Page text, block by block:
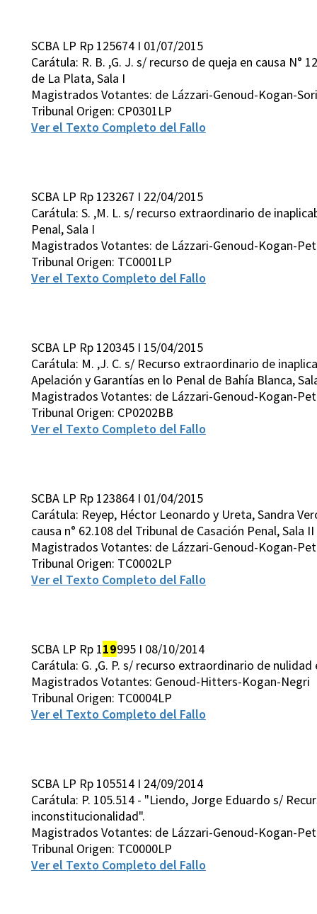
SCBA LP Rp 125674 I 01/07/2015
Carátula: R. B. ,G. J. s/ recurso de queja en causa N°
de La Plata, Sala I
Magistrados Votantes: de Lázzari-Genoud-Kogan-
Tribunal Origen: CP0301LP
Ver el Texto Completo del Fallo
SCBA LP Rp 123267 I 22/04/2015
Carátula: S. ,M. L. s/ recurso extraordinario de
Penal, Sala I
Magistrados Votantes: de Lázzari-Genoud-Kogan-
Tribunal Origen: TC0001LP
Ver el Texto Completo del Fallo
SCBA LP Rp 120345 I 15/04/2015
Carátula: M. ,J. C. s/ Recurso extraordinario de
Apelación y Garantías en lo Penal de Bahía Blanca,
Magistrados Votantes: de Lázzari-Genoud-Kogan-
Tribunal Origen: CP0202BB
Ver el Texto Completo del Fallo
SCBA LP Rp 123864 I 01/04/2015
Carátula: Reyep, Héctor Leonardo y Ureta, Sandra
causa n° 62.108 del Tribunal de Casación Penal, Sala II
Magistrados Votantes: de Lázzari-Genoud-Kogan-
Tribunal Origen: TC0002LP
Ver el Texto Completo del Fallo
SCBA LP Rp 119995 I 08/10/2014
Carátula: G. ,G. P. s/ recurso extraordinario de
Magistrados Votantes: Genoud-Hitters-Kogan-Negri
Tribunal Origen: TC0004LP
Ver el Texto Completo del Fallo
SCBA LP Rp 105514 I 24/09/2014
Carátula: P. 105.514 - "Liendo, Jorge Eduardo s/
inconstitucionalidad".
Magistrados Votantes: de Lázzari-Genoud-Kogan-
Tribunal Origen: TC0000LP
Ver el Texto Completo del Fallo